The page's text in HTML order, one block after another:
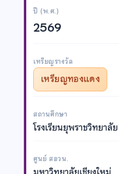
ปี (พ.ศ.)
2569
เหรียญรางวัล
เหรียญทองแดง
สถานศึกษา
โรงเรียนยุพราชวิทยาลัย
ศูนย์ สอวน.